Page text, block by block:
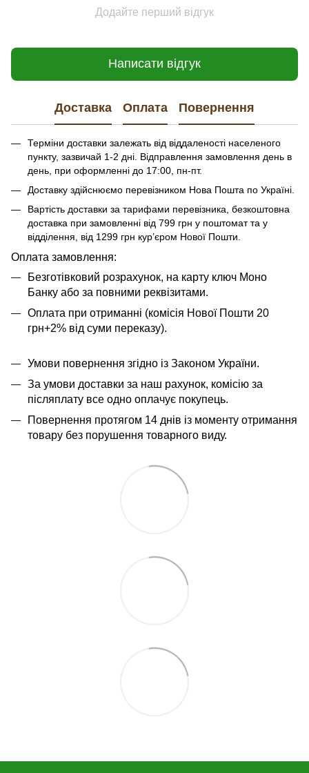
Додайте перший відгук
Написати відгук
Доставка Оплата Повернення
Терміни доставки залежать від віддаленості населеного
пункту, зазвичай 1-2 дні. Відправлення замовлення день в
день, при оформленні до 17:00, пн-пт.
Доставку здійснюємо перевізником Нова Пошта по Україні.
Вартість доставки за тарифами перевізника, безкоштовна
доставка при замовленні від 799 грн у поштомат та у
відділення, від 1299 грн кур’єром Нової Пошти.
​​​​Оплата замовлення:
Безготівковий розрахунок, на карту ключ Моно
Банку або за повними реквізитами.
Оплата при отриманні (комісія Нової Пошти 20
грн+2% від суми переказу).
Умови повернення згідно із Законом України.
За умови доставки за наш рахунок, комісію за
післяплату все одно оплачує покупець.
Повернення протягом 14 днів із моменту отримання
товару без порушення товарного виду.